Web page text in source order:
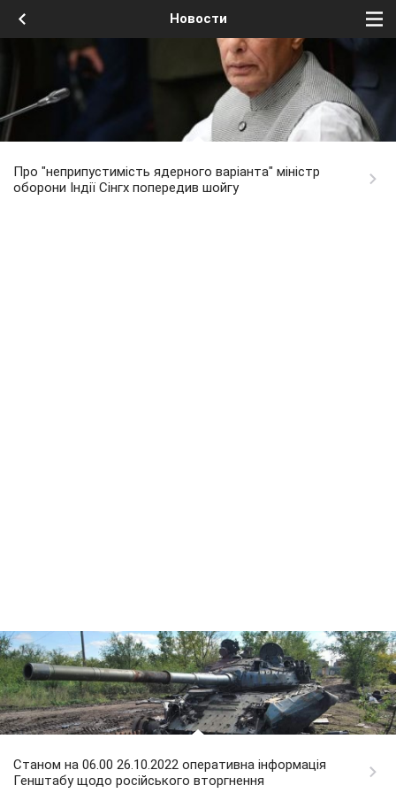
Новости
Про "неприпустимість ядерного варіанта" міністр
оборони Індії Сінгх попередив шойгу
Станом на 06.00 26.10.2022 оперативна інформація
Генштабу щодо російського вторгнення